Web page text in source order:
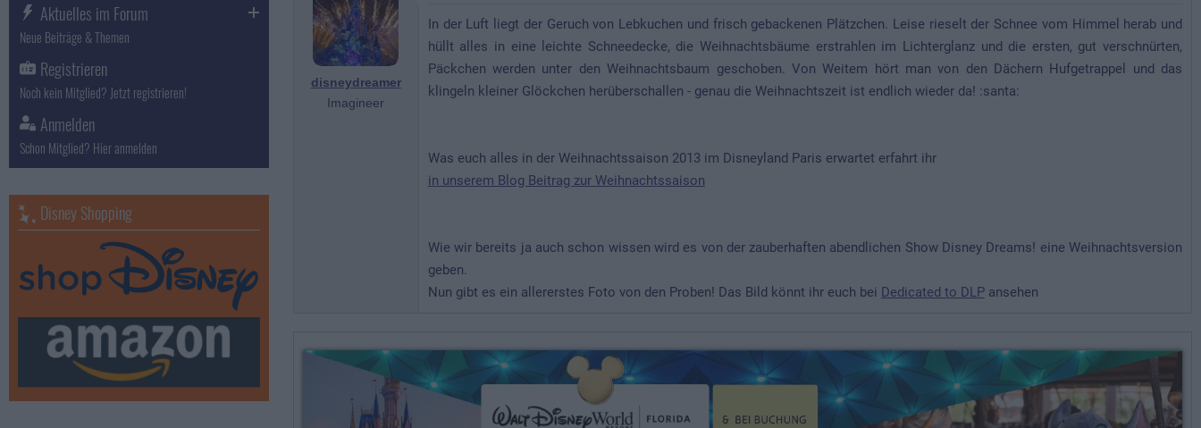
disneydreamer
Imagineer
In der Luft liegt der Geruch von Lebkuchen und frisch gebackenen Plätzchen. Leise rieselt der Schnee vom Himmel herab und
hüllt alles in eine leichte Schneedecke, die Weihnachtsbäume erstrahlen im Lichterglanz und die ersten, gut verschnürten,
Päckchen werden unter den Weihnachtsbaum geschoben. Von Weitem hört man von den Dächern Hufgetrappel und das
klingeln kleiner Glöckchen herüberschallen - genau die Weihnachtszeit ist endlich wieder da! :santa:
Was euch alles in der Weihnachtssaison 2013 im Disneyland Paris erwartet erfahrt ihr
in unserem Blog Beitrag zur Weihnachtssaison
Wie wir bereits ja auch schon wissen wird es von der zauberhaften abendlichen Show Disney Dreams! eine Weihnachtsversion
geben.
Nun gibt es ein allererstes Foto von den Proben! Das Bild könnt ihr euch bei Dedicated to DLPansehen
Aktuelles im Forum
Neue Beiträge & Themen
Registrieren
Noch kein Mitglied? Jetzt registrieren!
Anmelden
Schon Mitglied? Hier anmelden
Disney Shopping